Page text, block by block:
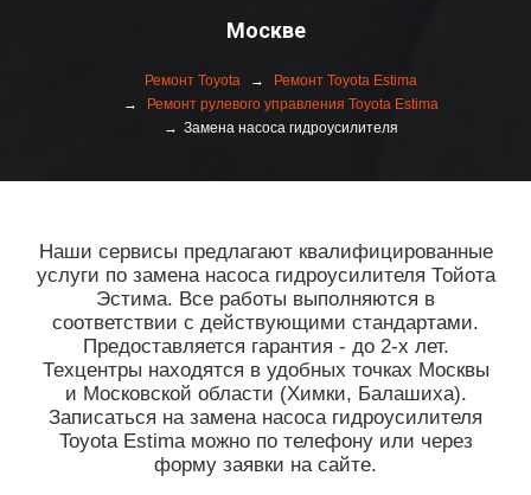
Москве
Ремонт Toyota
Ремонт Toyota Estima
Ремонт рулевого управления Toyota Estima
Замена насоса гидроусилителя
Наши сервисы предлагают квалифицированные
услуги по замена насоса гидроусилителя Тойота
Эстима. Все работы выполняются в
соответствии с действующими стандартами.
Предоставляется гарантия - до 2-х лет.
Техцентры находятся в удобных точках Москвы
и Московской области (Химки, Балашиха).
Записаться на замена насоса гидроусилителя
Toyota Estima можно по телефону или через
форму заявки на сайте.